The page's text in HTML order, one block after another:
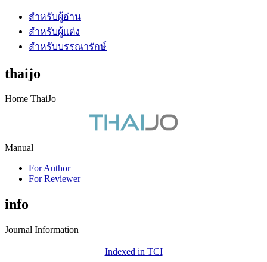
สำหรับผู้อ่าน
สำหรับผู้แต่ง
สำหรับบรรณารักษ์
thaijo
Home ThaiJo
Manual
For Author
For Reviewer
info
Journal Information
Indexed in TCI